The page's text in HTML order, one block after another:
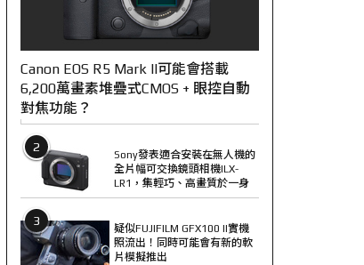
Canon EOS R5 Mark II可能會搭載
6,200萬畫素堆疊式CMOS + 眼控自動
對焦功能？
2
Sony發表適合安裝在無人機的
全片幅可交換鏡頭相機ILX-
LR1，集輕巧、高畫質於一身
3
疑似FUJIFILM GFX100 II實機
照流出！同時可能會有新的軟
片模擬推出